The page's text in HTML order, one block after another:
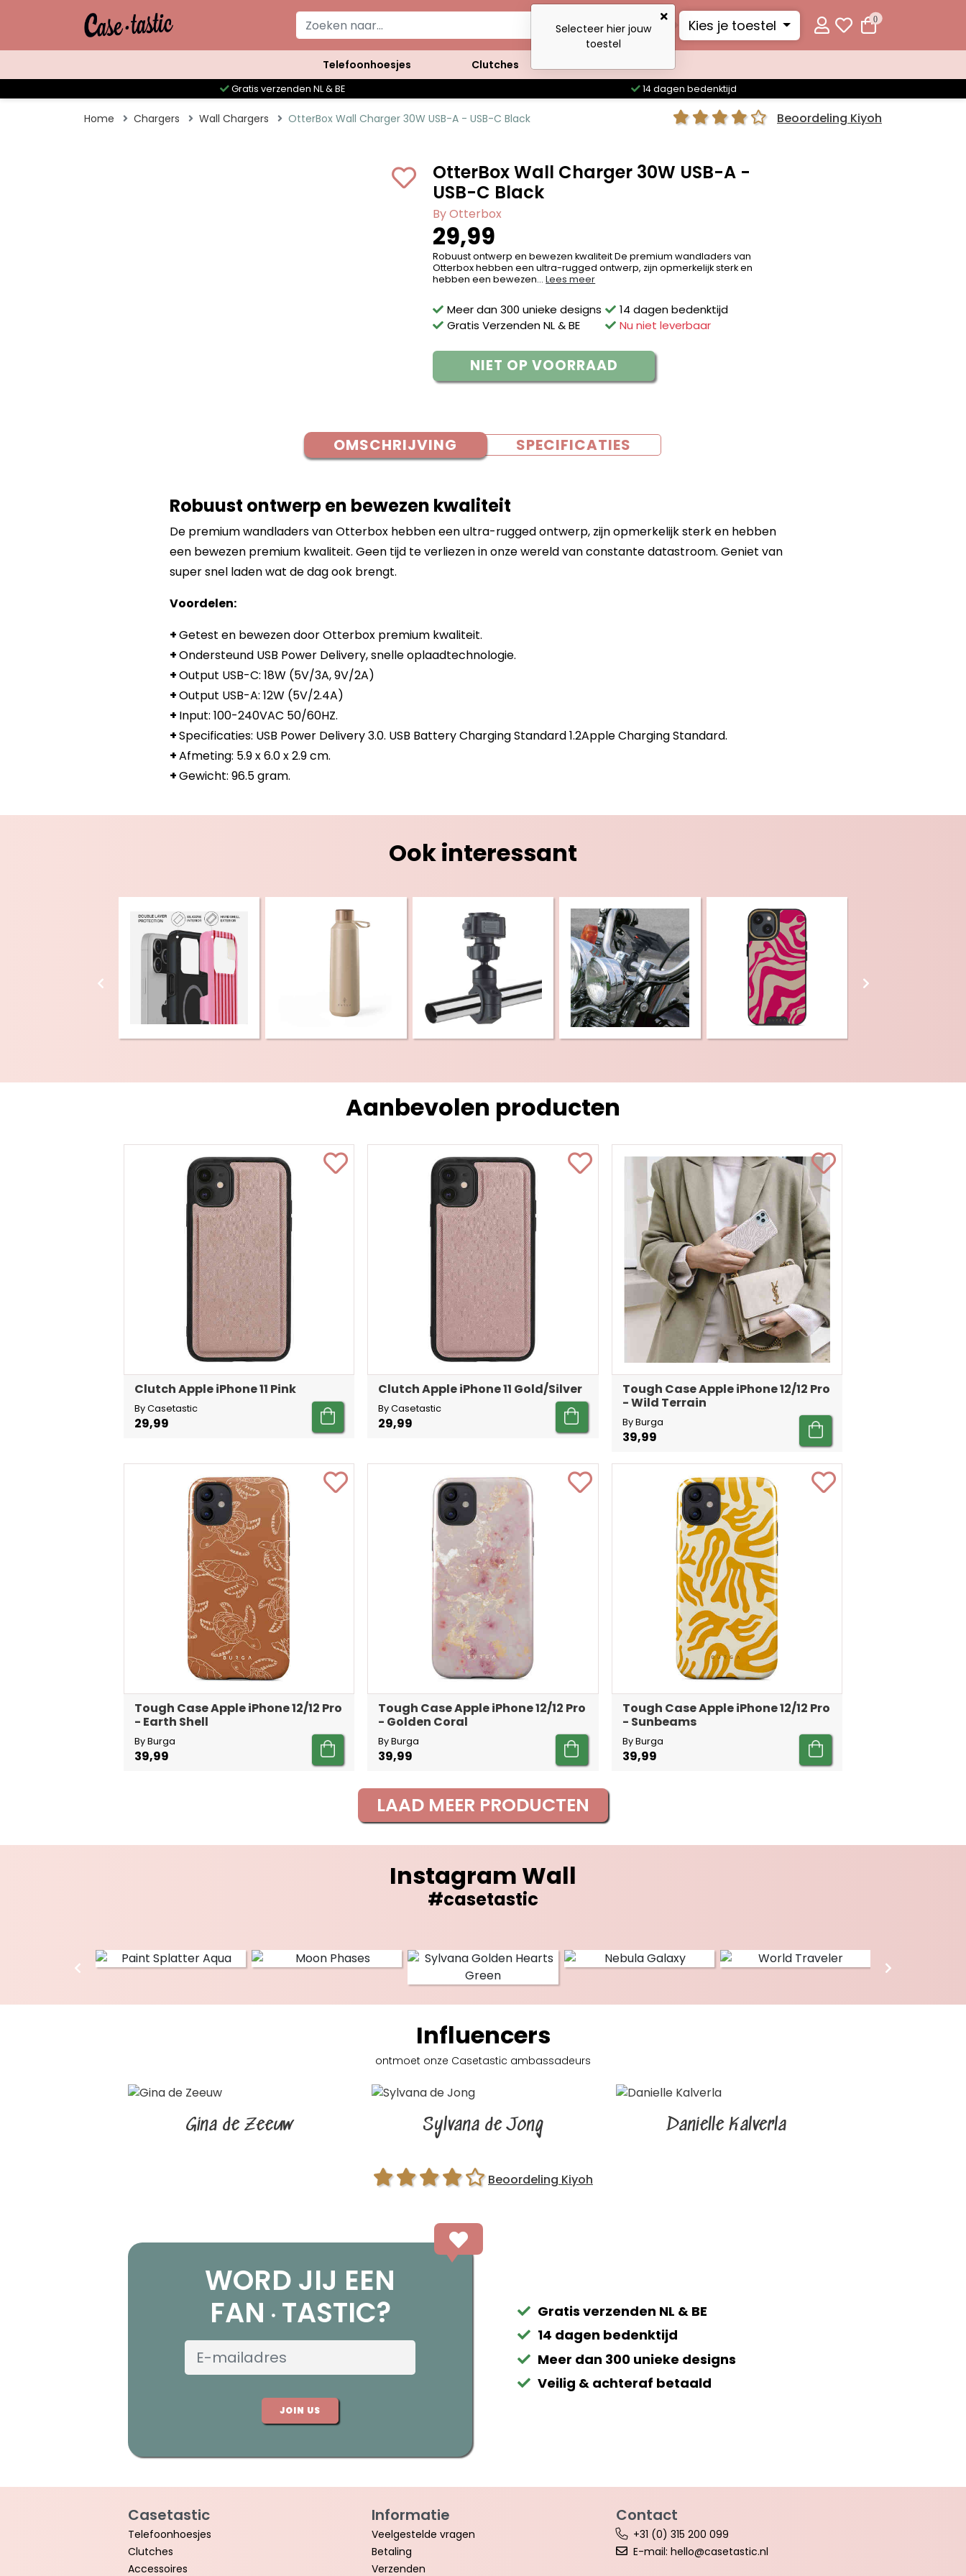
Kies je toestel 0
Telefoonhoesjes Clutches
Gratis verzenden NL & BE 14 dagen bedenktijd
Home Chargers Wall Chargers OtterBox Wall Charger 30W USB-A - USB-C Black Beoordeling Kiyoh
OtterBox Wall Charger 30W USB-A -
USB-C Black
By Otterbox
29,99
Robuust ontwerp en bewezen kwaliteit De premium wandladers van
Otterbox hebben een ultra-rugged ontwerp, zijn opmerkelijk sterk en
hebben een bewezen...Lees meer
Meer dan 300 unieke designs
Gratis Verzenden NL & BE
14 dagen bedenktijd
Nu niet leverbaar
NIET OP VOORRAAD
OMSCHRIJVING SPECIFICATIES
Robuust ontwerp en bewezen kwaliteit
De premium wandladers van Otterbox hebben een ultra-rugged ontwerp, zijn opmerkelijk sterk en hebben
een bewezen premium kwaliteit. Geen tijd te verliezen in onze wereld van constante datastroom. Geniet van
super snel laden wat de dag ook brengt.
Voordelen:
+Getest en bewezen door Otterbox premium kwaliteit.
+Ondersteund USB Power Delivery, snelle oplaadtechnologie.
+Output USB-C: 18W (5V/3A, 9V/2A)
+Output USB-A: 12W (5V/2.4A)
+ Input: 100-240VAC 50/60HZ.
+Specificaties: USB Power Delivery 3.0. USB Battery Charging Standard 1.2Apple Charging Standard.
+Afmeting: 5.9 x 6.0 x 2.9 cm.
+Gewicht: 96.5 gram.
Ook interessant
Aanbevolen producten
Clutch Apple iPhone 11 Pink
By Casetastic
29,99
Clutch Apple iPhone 11 Gold/Silver
By Casetastic
29,99
Tough Case Apple iPhone 12/12 Pro
- Wild Terrain
By Burga
39,99
Tough Case Apple iPhone 12/12 Pro
- Earth Shell
By Burga
39,99
Tough Case Apple iPhone 12/12 Pro
- Golden Coral
By Burga
39,99
Tough Case Apple iPhone 12/12 Pro
- Sunbeams
By Burga
39,99
LAAD MEER PRODUCTEN
Instagram Wall
#casetastic
Influencers
ontmoet onze Casetastic ambassadeurs
Gina de Zeeuw Sylvana de Jong Danielle Kalverla
Beoordeling Kiyoh
WORD JIJ EEN
FAN TASTIC?
JOIN US
Gratis verzenden NL & BE
14 dagen bedenktijd
Meer dan 300 unieke designs
Veilig & achteraf betaald
Casetastic
Telefoonhoesjes
Clutches
Accessoires
Informatie
Veelgestelde vragen
Betaling
Verzenden
Contact
+31 (0) 315 200 099
E-mail: hello@casetastic.nl
Selecteer hier jouw
toestel